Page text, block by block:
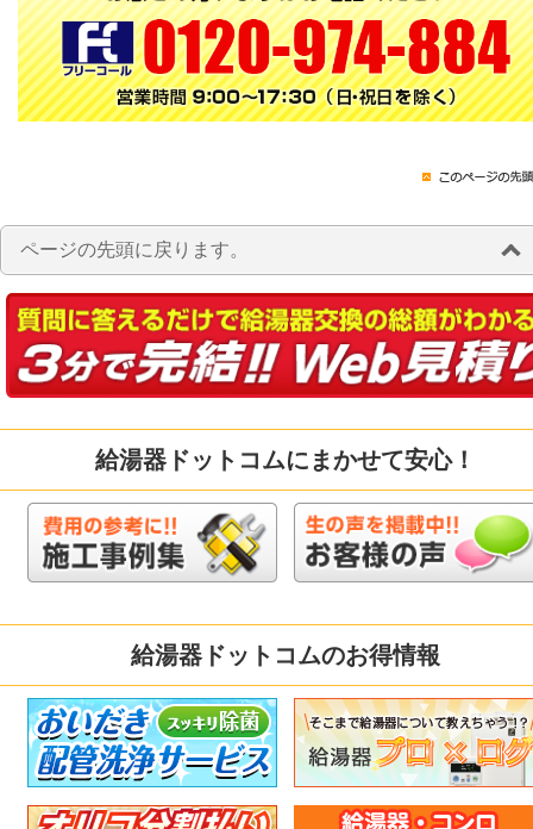
ページの先頭に戻ります。
給湯器ドットコムにまかせて安心！
給湯器ドットコムのお得情報